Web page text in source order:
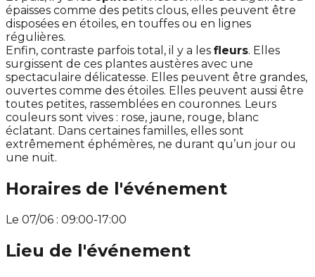
épaisses comme des petits clous, elles peuvent être
disposées en étoiles, en touffes ou en lignes
régulières.
Enfin, contraste parfois total, il y a les fleurs. Elles
surgissent de ces plantes austères avec une
spectaculaire délicatesse. Elles peuvent être grandes,
ouvertes comme des étoiles. Elles peuvent aussi être
toutes petites, rassemblées en couronnes. Leurs
couleurs sont vives : rose, jaune, rouge, blanc
éclatant. Dans certaines familles, elles sont
extrêmement éphémères, ne durant qu’un jour ou
une nuit.
Horaires de l'événement
Le 07/06 : 09:00-17:00
Lieu de l'événement